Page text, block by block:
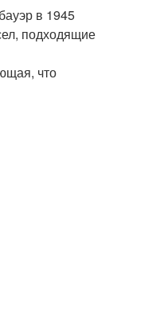
в 1945
подходящие
что